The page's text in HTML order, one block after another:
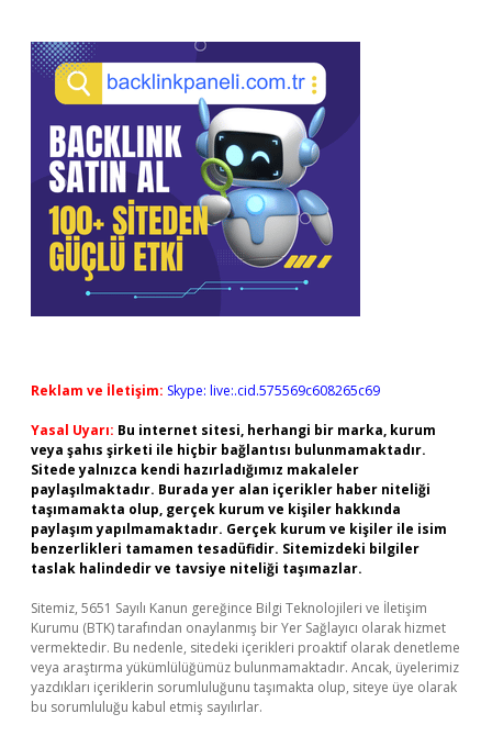
Reklam ve İletişim: Skype: live:.cid.575569c608265c69
Yasal Uyarı: Bu internet sitesi, herhangi bir marka, kurum
veya şahıs şirketi ile hiçbir bağlantısı bulunmamaktadır.
Sitede yalnızca kendi hazırladığımız makaleler
paylaşılmaktadır. Burada yer alan içerikler haber niteliği
taşımamakta olup, gerçek kurum ve kişiler hakkında
paylaşım yapılmamaktadır. Gerçek kurum ve kişiler ile isim
benzerlikleri tamamen tesadüfidir. Sitemizdeki bilgiler
taslak halindedir ve tavsiye niteliği taşımazlar.
Sitemiz, 5651 Sayılı Kanun gereğince Bilgi Teknolojileri ve İletişim
Kurumu (BTK) tarafından onaylanmış bir Yer Sağlayıcı olarak hizmet
vermektedir. Bu nedenle, sitedeki içerikleri proaktif olarak denetleme
veya araştırma yükümlülüğümüz bulunmamaktadır. Ancak, üyelerimiz
yazdıkları içeriklerin sorumluluğunu taşımakta olup, siteye üye olarak
bu sorumluluğu kabul etmiş sayılırlar.